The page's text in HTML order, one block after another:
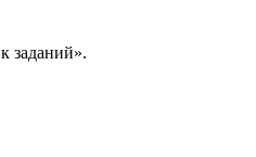
заданий».